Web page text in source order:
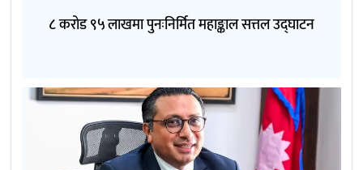
८ करोड ९५ लाखमा पुनःनिर्मित महाङ्काल सत्तल उद्घाटन